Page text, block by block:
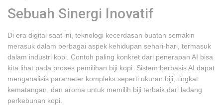
Sebuah Sinergi Inovatif
Di era digital saat ini, teknologi kecerdasan buatan semakin
merasuk dalam berbagai aspek kehidupan sehari-hari, termasuk
dalam industri kopi. Contoh paling konkret dari penerapan AI bisa
kita lihat pada proses pemilihan biji kopi. Sistem berbasis AI dapat
menganalisis parameter kompleks seperti ukuran biji, tingkat
kematangan, dan aroma untuk memilih biji terbaik dari ladang
perkebunan kopi.